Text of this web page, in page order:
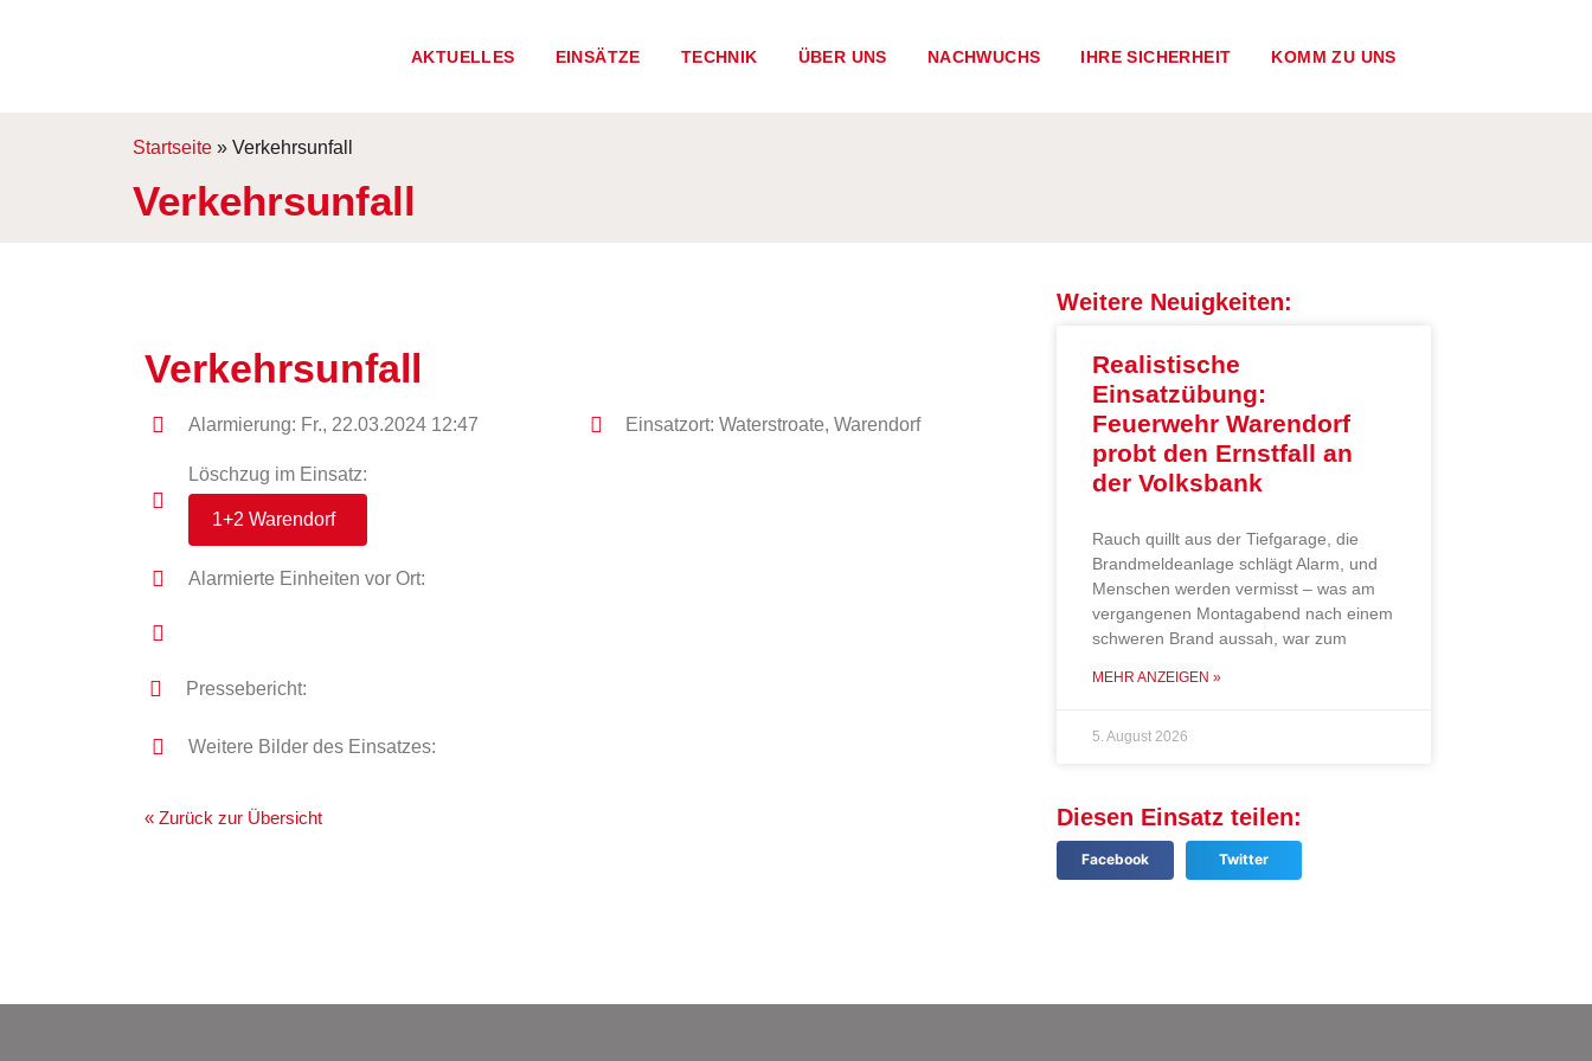
AKTUELLES EINSÄTZE TECHNIK ÜBER UNS NACHWUCHS IHRE SICHERHEIT KOMM ZU UNS
Startseite » Verkehrsunfall
Verkehrsunfall
Verkehrsunfall
Alarmierung: Fr., 22.03.2024 12:47 Einsatzort: Waterstroate, Warendorf
Löschzug im Einsatz:
1+2 Warendorf
Alarmierte Einheiten vor Ort:
Pressebericht:
Weitere Bilder des Einsatzes:
« Zurück zur Übersicht
Weitere Neuigkeiten:
Realistische
Einsatzübung:
Feuerwehr Warendorf
probt den Ernstfall an
der Volksbank
Rauch quillt aus der Tiefgarage, die
Brandmeldeanlage schlägt Alarm, und
Menschen werden vermisst – was am
vergangenen Montagabend nach einem
schweren Brand aussah, war zum
MEHR ANZEIGEN »
5. August 2026
Diesen Einsatz teilen:
Facebook Twitter